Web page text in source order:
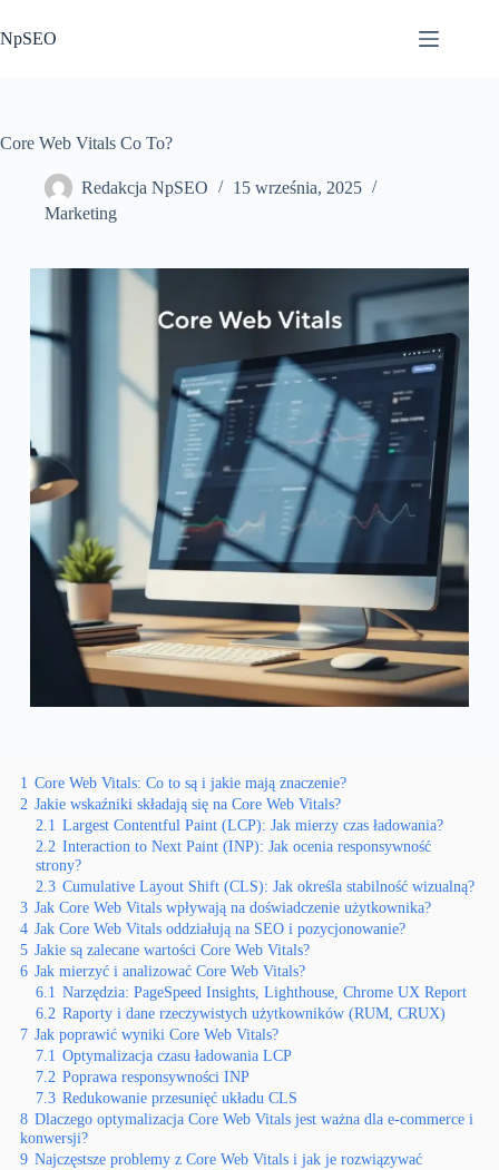
do
treści
NpSEO
Core Web Vitals Co To?
Redakcja NpSEO
15 września, 2025
Marketing
1 Core Web Vitals: Co to są i jakie mają znaczenie?
2 Jakie wskaźniki składają się na Core Web Vitals?
2.1 Largest Contentful Paint (LCP): Jak mierzy czas ładowania?
2.2 Interaction to Next Paint (INP): Jak ocenia responsywność
strony?
2.3 Cumulative Layout Shift (CLS): Jak określa stabilność wizualną?
3 Jak Core Web Vitals wpływają na doświadczenie użytkownika?
4 Jak Core Web Vitals oddziałują na SEO i pozycjonowanie?
5 Jakie są zalecane wartości Core Web Vitals?
6 Jak mierzyć i analizować Core Web Vitals?
6.1 Narzędzia: PageSpeed Insights, Lighthouse, Chrome UX Report
6.2 Raporty i dane rzeczywistych użytkowników (RUM, CRUX)
7 Jak poprawić wyniki Core Web Vitals?
7.1 Optymalizacja czasu ładowania LCP
7.2 Poprawa responsywności INP
7.3 Redukowanie przesunięć układu CLS
8 Dlaczego optymalizacja Core Web Vitals jest ważna dla e-commerce i
konwersji?
9 Najczęstsze problemy z Core Web Vitals i jak je rozwiązywać